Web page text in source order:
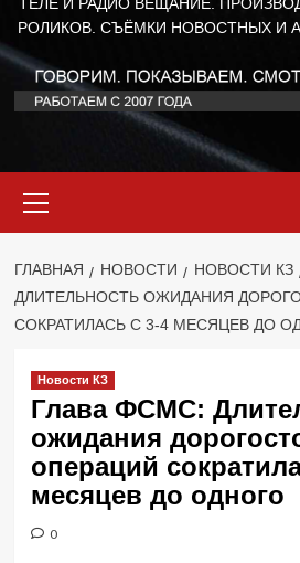
РОЛИКОВ. СЪЁМКИ НОВОСТНЫХ И
меню
ГЛАВНАЯ НОВОСТИ НОВОСТИ КЗ
ДЛИТЕЛЬНОСТЬ ОЖИДАНИЯ
СОКРАТИЛАСЬ С 3-4 МЕСЯЦЕВ ДО
Новости КЗ
Глава ФСМС:
ожидания
операций
месяцев до одного
0